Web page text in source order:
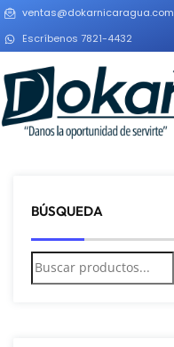
ventas@dokarnicaragua.com
Escríbenos 7821-4432
BÚSQUEDA